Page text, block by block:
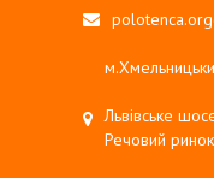
Львівське
Речовий ринок